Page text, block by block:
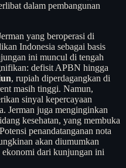
dalam pembangunan
yang beroperasi di
Indonesia sebagai basis
ini muncul di tengah
defisit APBN hingga
, rupiah diperdagangkan di
masih tinggi. Namun,
sinyal kepercayaan
Jerman juga menginginkan
kesehatan, yang membuka
penandatanganan nota
akan diumumkan
ekonomi dari kunjungan ini